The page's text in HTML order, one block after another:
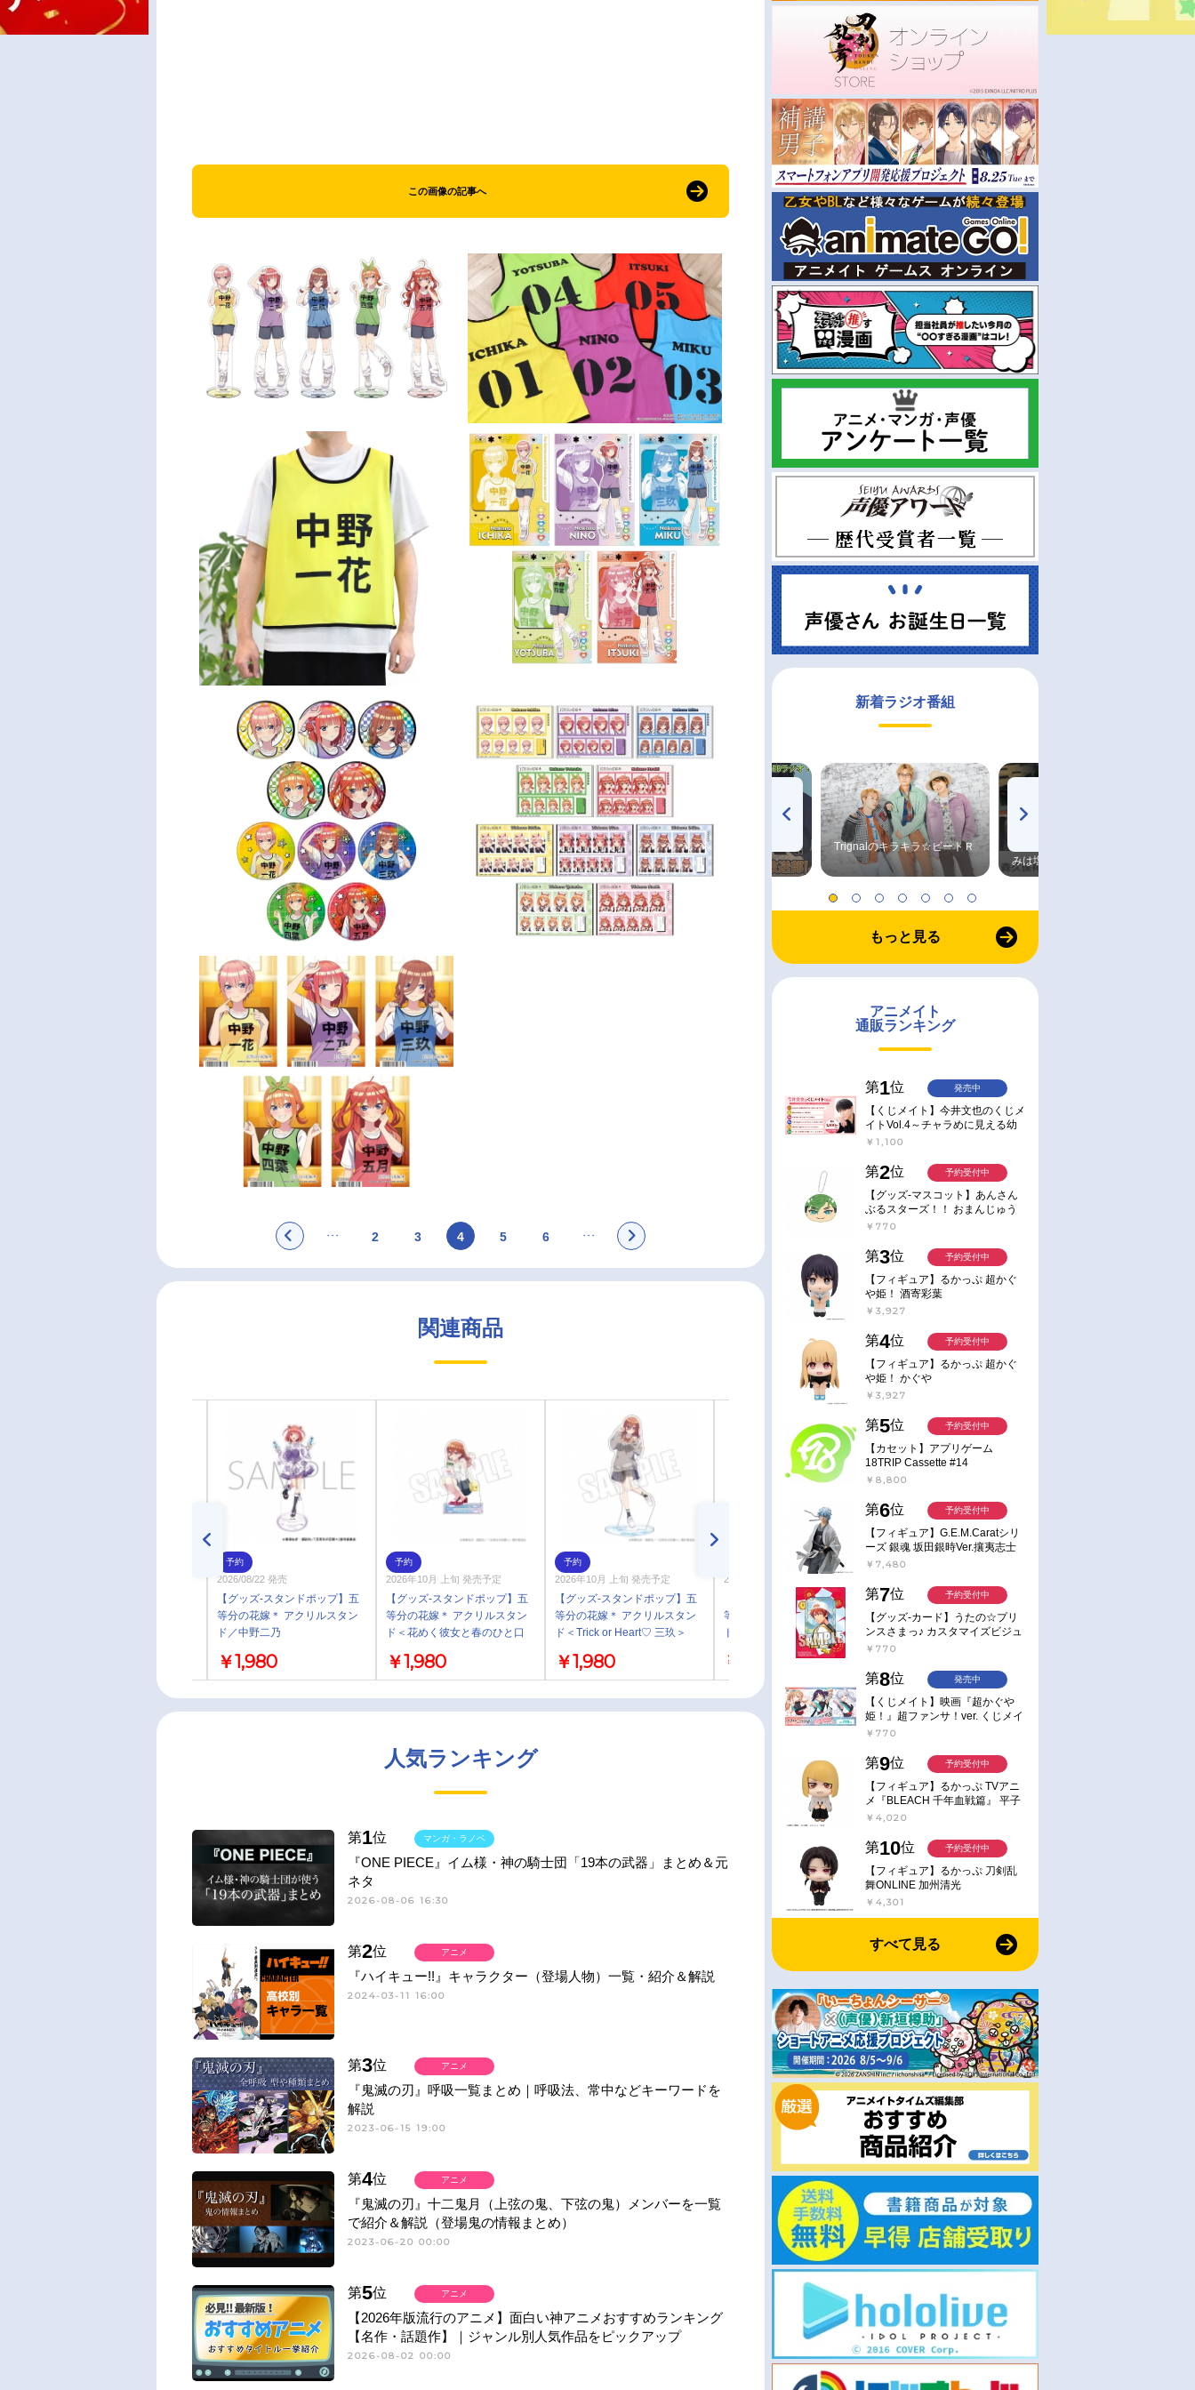
この画像の記事へ
2 3 4 5 6
関連商品
予約
2026/08/22 発売
【グッズ-スタンドポップ】五
等分の花嫁＊ アクリルスタン
ド／中野二乃
￥1,980
予約
2026年10月 上旬 発売予定
【グッズ-スタンドポップ】五
等分の花嫁＊ アクリルスタン
ド＜花めく彼女と春のひと口
￥1,980
予約
2026年10月 上旬 発売予定
【グッズ-スタンドポップ】五
等分の花嫁＊ アクリルスタン
ド＜Trick or Heart♡ 三玖＞
￥1,980
2026年10月 上旬 発売予定
【グッズ-スタンドポップ】五
等分の花嫁＊ アクリルスタン
ド＜花めく彼女と春のひと口
￥1,980
予約
【グッズ-スタンドポップ】五
等分の花嫁＊ アクリルスタン
ド＜花めく彼女と春のひと口
五月＞
人気ランキング
第1位
『ONE PIECE』イム様・神の騎士団「19本の武器」まとめ＆元
ネタ
2026-08-06 16:30
マンガ・ラノベ
第2位
『ハイキュー!!』キャラクター（登場人物）一覧・紹介＆解説
2024-03-11 16:00
アニメ
第3位
『鬼滅の刃』呼吸一覧まとめ｜呼吸法、常中などキーワードを
解説
2023-06-15 19:00
アニメ
第4位
『鬼滅の刃』十二鬼月（上弦の鬼、下弦の鬼）メンバーを一覧
で紹介＆解説（登場鬼の情報まとめ）
2023-06-20 00:00
アニメ
第5位
【2026年版流行のアニメ】面白い神アニメおすすめランキング
【名作・話題作】｜ジャンル別人気作品をピックアップ
2026-08-02 00:00
アニメ
新着ラジオ番組
TVアニメ『戦隊大失格』
radio 大直会 2nd season
ハイキュー!! 烏野高校放送部! Trignalのキラキラ☆ビートＲ
みは塩だけ
もっと見る
アニメイト
通販ランキング
第1位
【くじメイト】今井文也のくじメ
イトVol.4～チャラめに見える幼
馴染、実は一途で独占欲が強いん
￥1,100
発売中
第2位
【グッズ-マスコット】あんさん
ぶるスターズ！！ おまんじゅう
にぎにぎマスコット ねくすと2
￥770
予約受付中
第3位
【フィギュア】るかっぷ 超かぐ
や姫！ 酒寄彩葉
￥3,927
予約受付中
第4位
【フィギュア】るかっぷ 超かぐ
や姫！ かぐや
￥3,927
予約受付中
第5位
【カセット】アプリゲーム
18TRIP Cassette #14
￥8,800
予約受付中
第6位
【フィギュア】G.E.M.Caratシリ
ーズ 銀魂 坂田銀時Ver.攘夷志士
完成品フィギュア
￥7,480
予約受付中
第7位
【グッズ-カード】うたの☆プリ
ンスさまっ♪ カスタマイズビジュ
アルカードコレクション Best
￥770
予約受付中
第8位
【くじメイト】映画『超かぐや
姫！』超ファンサ！ver. くじメイ
ト
￥770
発売中
第9位
【フィギュア】るかっぷ TVアニ
メ『BLEACH 千年血戦篇』 平子
真子
￥4,020
予約受付中
第10位
【フィギュア】るかっぷ 刀剣乱
舞ONLINE 加州清光
￥4,301
予約受付中
すべて見る